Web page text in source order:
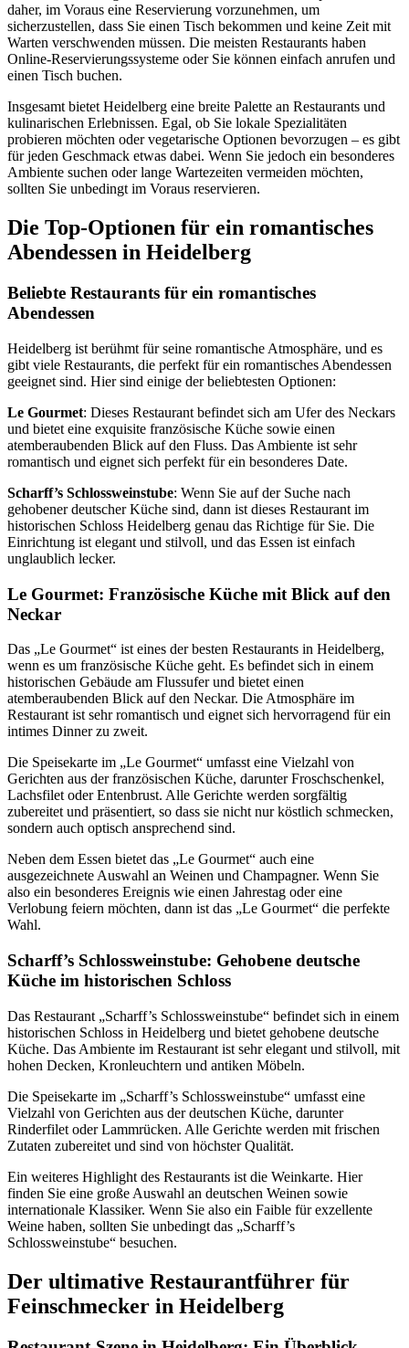
daher, im Voraus eine Reservierung vorzunehmen, um
sicherzustellen, dass Sie einen Tisch bekommen und keine Zeit mit
Warten verschwenden müssen. Die meisten Restaurants haben
Online-Reservierungssysteme oder Sie können einfach anrufen und
einen Tisch buchen.
Insgesamt bietet Heidelberg eine breite Palette an Restaurants und
kulinarischen Erlebnissen. Egal, ob Sie lokale Spezialitäten
probieren möchten oder vegetarische Optionen bevorzugen – es gibt
für jeden Geschmack etwas dabei. Wenn Sie jedoch ein besonderes
Ambiente suchen oder lange Wartezeiten vermeiden möchten,
sollten Sie unbedingt im Voraus reservieren.
Die Top-Optionen für ein romantisches
Abendessen in Heidelberg
Beliebte Restaurants für ein romantisches
Abendessen
Heidelberg ist berühmt für seine romantische Atmosphäre, und es
gibt viele Restaurants, die perfekt für ein romantisches Abendessen
geeignet sind. Hier sind einige der beliebtesten Optionen:
Le Gourmet: Dieses Restaurant befindet sich am Ufer des Neckars
und bietet eine exquisite französische Küche sowie einen
atemberaubenden Blick auf den Fluss. Das Ambiente ist sehr
romantisch und eignet sich perfekt für ein besonderes Date.
Scharff’s Schlossweinstube: Wenn Sie auf der Suche nach
gehobener deutscher Küche sind, dann ist dieses Restaurant im
historischen Schloss Heidelberg genau das Richtige für Sie. Die
Einrichtung ist elegant und stilvoll, und das Essen ist einfach
unglaublich lecker.
Le Gourmet: Französische Küche mit Blick auf den
Neckar
Das „Le Gourmet“ ist eines der besten Restaurants in Heidelberg,
wenn es um französische Küche geht. Es befindet sich in einem
historischen Gebäude am Flussufer und bietet einen
atemberaubenden Blick auf den Neckar. Die Atmosphäre im
Restaurant ist sehr romantisch und eignet sich hervorragend für ein
intimes Dinner zu zweit.
Die Speisekarte im „Le Gourmet“ umfasst eine Vielzahl von
Gerichten aus der französischen Küche, darunter Froschschenkel,
Lachsfilet oder Entenbrust. Alle Gerichte werden sorgfältig
zubereitet und präsentiert, so dass sie nicht nur köstlich schmecken,
sondern auch optisch ansprechend sind.
Neben dem Essen bietet das „Le Gourmet“ auch eine
ausgezeichnete Auswahl an Weinen und Champagner. Wenn Sie
also ein besonderes Ereignis wie einen Jahrestag oder eine
Verlobung feiern möchten, dann ist das „Le Gourmet“ die perfekte
Wahl.
Scharff’s Schlossweinstube: Gehobene deutsche
Küche im historischen Schloss
Das Restaurant „Scharff’s Schlossweinstube“ befindet sich in einem
historischen Schloss in Heidelberg und bietet gehobene deutsche
Küche. Das Ambiente im Restaurant ist sehr elegant und stilvoll, mit
hohen Decken, Kronleuchtern und antiken Möbeln.
Die Speisekarte im „Scharff’s Schlossweinstube“ umfasst eine
Vielzahl von Gerichten aus der deutschen Küche, darunter
Rinderfilet oder Lammrücken. Alle Gerichte werden mit frischen
Zutaten zubereitet und sind von höchster Qualität.
Ein weiteres Highlight des Restaurants ist die Weinkarte. Hier
finden Sie eine große Auswahl an deutschen Weinen sowie
internationale Klassiker. Wenn Sie also ein Faible für exzellente
Weine haben, sollten Sie unbedingt das „Scharff’s
Schlossweinstube“ besuchen.
Der ultimative Restaurantführer für
Feinschmecker in Heidelberg